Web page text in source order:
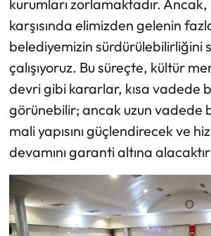
kurumları zorlamaktadır.
karşısında elimizden gelenin
belediyemizin sürdürülebilirliğini
çalışıyoruz. Bu süreçte, kültür
devri gibi kararlar, kısa vadede
görünebilir; ancak uzun vadede
mali yapısını güçlendirecek ve
devamını garanti altına